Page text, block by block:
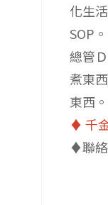
化生
SOP。
總管
煮東
東西。
♦️ 千
♦️聯